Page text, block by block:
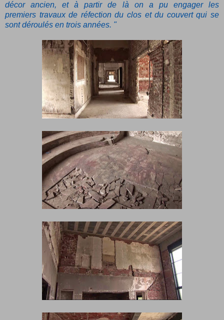
décor ancien, et à partir de là on a pu engager les
premiers travaux de réfection du clos et du couvert qui se
sont déroulés en trois années. "